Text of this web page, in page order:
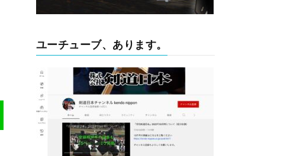
ユーチューブ、あります。